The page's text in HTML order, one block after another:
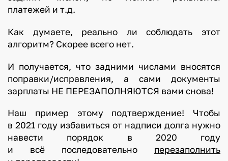
платежей и т.д.
Как думаете, реально ли соблюдать этот
алгоритм? Скорее всего нет.
И получается, что задними числами вносятся
поправки/исправления, а сами документы
зарплаты НЕ ПЕРЕЗАПОЛНЯЮТСЯ вами снова!
Наш пример этому подтверждение! Чтобы
в 2021 году избавиться от надписи долга нужно
навести порядок в 2020 году
и всё последовательно перезаполнить